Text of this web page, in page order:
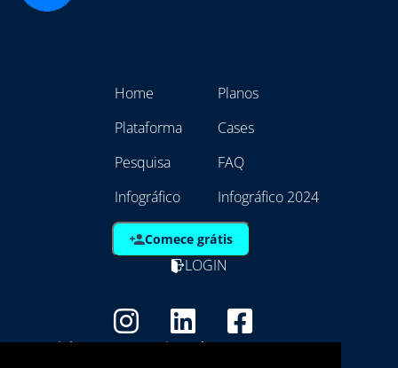
Home
Plataforma
Pesquisa
Infográfico
Planos
Cases
FAQ
Infográfico 2024
Comece grátis
LOGIN
Copyright - Marca Registrada